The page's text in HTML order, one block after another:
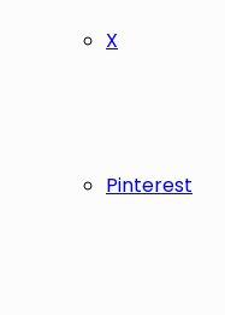
X
Pinterest